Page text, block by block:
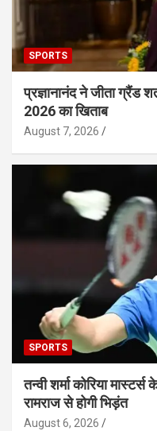
SPORTS
प्रज्ञानानंद ने जीता
2026 का खिताब
August 7, 2026
SPORTS
तन्वी शर्मा कोरिया
रामराज से होगी भिड़ंत
August 6, 2026